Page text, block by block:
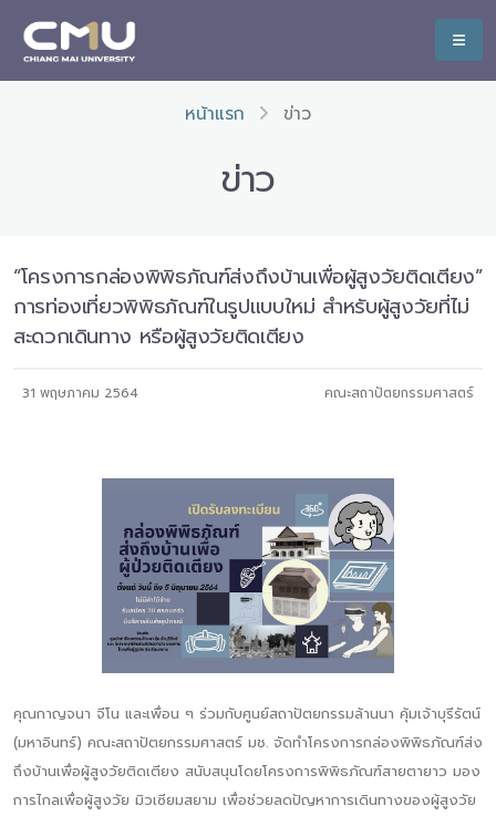
หน้าแรก ข่าว
ข่าว
“โครงการกล่องพิพิธภัณฑ์ส่งถึงบ้านเพื่อผู้สูงวัยติดเตียง”
การท่องเที่ยวพิพิธภัณฑ์ในรูปแบบใหม่ สำหรับผู้สูงวัยที่ไม่
สะดวกเดินทาง หรือผู้สูงวัยติดเตียง
31 พฤษภาคม 2564 คณะสถาปัตยกรรมศาสตร์
คุณกาญจนา จีโน และเพื่อน ๆ ร่วมกับศูนย์สถาปัตยกรรมล้านนา คุ้มเจ้าบุรีรัตน์
(มหาอินทร์) คณะสถาปัตยกรรมศาสตร์ มช. จัดทำโครงการกล่องพิพิธภัณฑ์ส่ง
ถึงบ้านเพื่อผู้สูงวัยติดเตียง สนับสนุนโดยโครงการพิพิธภัณฑ์สายตายาว มอง
การไกลเพื่อผู้สูงวัย มิวเซียมสยาม เพื่อช่วยลดปัญหาการเดินทางของผู้สูงวัย